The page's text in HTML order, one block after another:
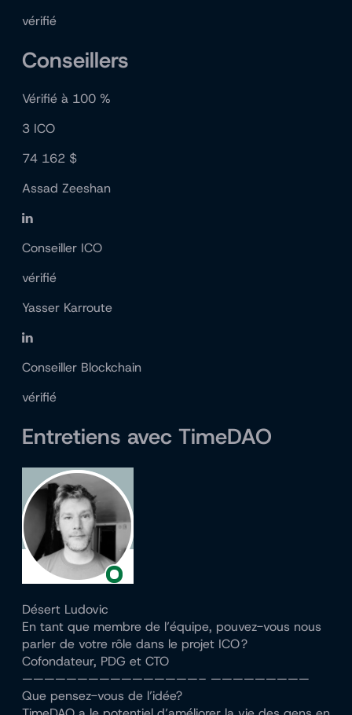
vérifié
Conseillers
Vérifié à 100 %
3 ICO
74 162 $
Assad Zeeshan
Conseiller ICO
vérifié
Yasser Karroute
Conseiller Blockchain
vérifié
Entretiens avec TimeDAO
Désert Ludovic
En tant que membre de l’équipe, pouvez-vous nous
parler de votre rôle dans le projet ICO ?
Cofondateur, PDG et CTO
————————————————– —————————
Que pensez-vous de l’idée?